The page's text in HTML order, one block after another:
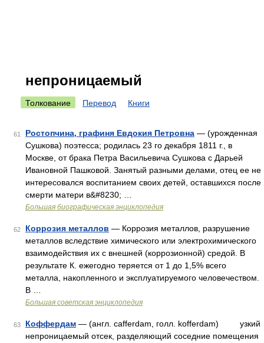
непроницаемый
Толкование Перевод Книги
61 Ростопчина, графиня Евдокия Петровна — (урожденная
Сушкова) поэтесса; родилась 23 го декабря 1811 г., в
Москве, от брака Петра Васильевича Сушкова с Дарьей
Ивановной Пашковой. Занятый разными делами, отец ее не
интересовался воспитанием своих детей, оставшихся после
смерти матери в&#8230; …
Большая биографическая энциклопедия
62 Коррозия металлов — Коррозия металлов, разрушение
металлов вследствие химического или электрохимического
взаимодействия их с внешней (коррозионной) средой. В
результате К. ежегодно теряется от 1 до 1,5% всего
металла, накопленного и эксплуатируемого человечеством.
В …
Большая советская энциклопедия
63 Коффердам — (англ. cafferdam, голл. kofferdam) узкий
непроницаемый отсек, разделяющий соседние помещения